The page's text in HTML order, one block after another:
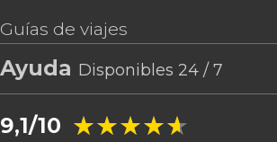
Guías de viajes
Ayuda Disponibles 24 / 7
9,1/10 ★★★★★
★★★★★